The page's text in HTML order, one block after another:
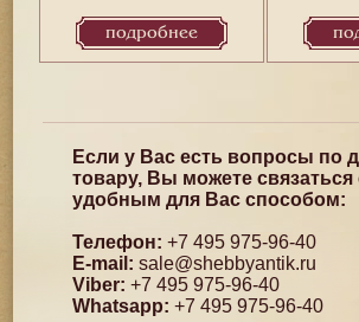
подробнее
Если у Вас есть вопросы по
товару, Вы можете связаться
удобным для Вас способом:
Телефон: +7 495 975-96-40
E-mail: sale@shebbyantik.ru
Viber: +7 495 975-96-40
Whatsapp: +7 495 975-96-40